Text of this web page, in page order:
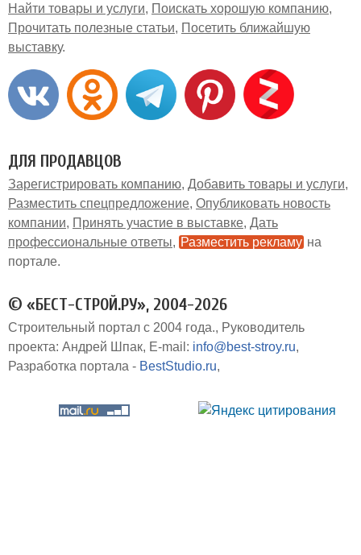
Найти товары и услуги
Поискать хорошую компанию
Прочитать полезные статьи
Посетить ближайшую
выставку
ДЛЯ ПРОДАВЦОВ
Зарегистрировать компанию Добавить товары и услуги
Разместить спецпредложение Опубликовать новость
компании
Принять участие в выставке Дать
профессиональные ответы
Разместить рекламу на
портале
© «БЕСТ-СТРОЙ.РУ», 2004-2026
Строительный портал с 2004 года.
Руководитель
проекта: Андрей Шпак E-mail: info@best-stroy.ru
Разработка портала - BestStudio.ru